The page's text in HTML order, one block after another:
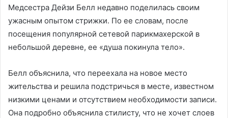
Медсестра Дейзи Белл недавно поделилась своим
ужасным опытом стрижки. По ее словам, после
посещения популярной сетевой парикмахерской в
небольшой деревне, ее «душа покинула тело».
Белл объяснила, что переехала на новое место
жительства и решила подстричься в месте, известном
низкими ценами и отсутствием необходимости записи.
Она подробно объяснила стилисту, что не хочет слоев